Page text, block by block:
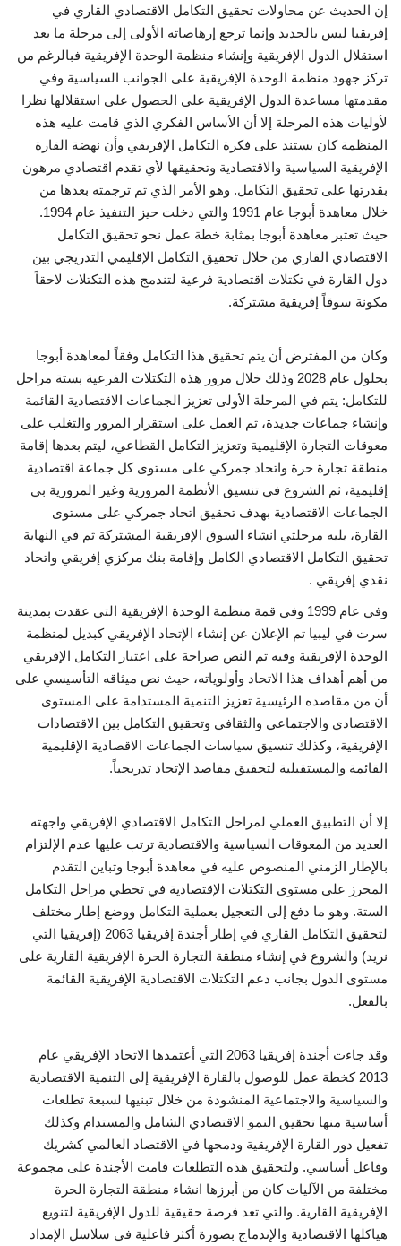
إن الحديث عن محاولات تحقيق التكامل الاقتصادي القاري في
إفريقيا ليس بالجديد وإنما ترجع إرهاصاته الأولى إلى مرحلة ما بعد
استقلال الدول الإفريقية وإنشاء منظمة الوحدة الإفريقية فبالرغم من
تركز جهود منظمة الوحدة الإفريقية على الجوانب السياسية وفي
مقدمتها مساعدة الدول الإفريقية على الحصول على استقلالها نظرا
لأوليات هذه المرحلة إلا أن الأساس الفكري الذي قامت عليه هذه
المنظمة كان يستند على فكرة التكامل الإفريقي وأن نهضة القارة
الإفريقية السياسية والاقتصادية وتحقيقها لأي تقدم اقتصادي مرهون
بقدرتها على تحقيق التكامل. وهو الأمر الذي تم ترجمته بعدها من
خلال معاهدة أبوجا عام 1991 والتي دخلت حيز التنفيذ عام 1994.
حيث تعتبر معاهدة أبوجا بمثابة خطة عمل نحو تحقيق التكامل
الاقتصادي القاري من خلال تحقيق التكامل الإقليمي التدريجي بين
دول القارة في تكتلات اقتصادية فرعية لتندمج هذه التكتلات لاحقاً
مكونة سوقاً إفريقية مشتركة.
وكان من المفترض أن يتم تحقيق هذا التكامل وفقاً لمعاهدة أبوجا
بحلول عام 2028 وذلك خلال مرور هذه التكتلات الفرعية بستة مراحل
للتكامل: يتم في المرحلة الأولى تعزيز الجماعات الاقتصادية القائمة
وإنشاء جماعات جديدة، ثم العمل على استقرار المرور والتغلب على
معوقات التجارة الإقليمية وتعزيز التكامل القطاعي، ليتم بعدها إقامة
منطقة تجارة حرة واتحاد جمركي على مستوى كل جماعة اقتصادية
إقليمية، ثم الشروع في تنسيق الأنظمة المرورية وغير المرورية بي
الجماعات الاقتصادية بهدف تحقيق اتحاد جمركي على مستوى
القارة، يليه مرحلتي انشاء السوق الإفريقية المشتركة ثم في النهاية
تحقيق التكامل الاقتصادي الكامل وإقامة بنك مركزي إفريقي واتحاد
نقدي إفريقي .
وفي عام 1999 وفي قمة منظمة الوحدة الإفريقية التي عقدت بمدينة
سرت في ليبيا تم الإعلان عن إنشاء الإتحاد الإفريقي كبديل لمنظمة
الوحدة الإفريقية وفيه تم النص صراحة على اعتبار التكامل الإفريقي
من أهم أهداف هذا الاتحاد وأولوياته، حيث نص ميثاقه التأسيسي على
أن من مقاصده الرئيسية تعزيز التنمية المستدامة على المستوى
الاقتصادي والاجتماعي والثقافي وتحقيق التكامل بين الاقتصادات
الإفريقية، وكذلك تنسيق سياسات الجماعات الاقصادية الإقليمية
القائمة والمستقبلية لتحقيق مقاصد الإتحاد تدريجياً.
إلا أن التطبيق العملي لمراحل التكامل الاقتصادي الإفريقي واجهته
العديد من المعوقات السياسية والاقتصادية ترتب عليها عدم الإلتزام
بالإطار الزمني المنصوص عليه في معاهدة أبوجا وتباين التقدم
المحرز على مستوى التكتلات الإقتصادية في تخطي مراحل التكامل
الستة. وهو ما دفع إلى التعجيل بعملية التكامل ووضع إطار مختلف
لتحقيق التكامل القاري في إطار أجندة إفريقيا 2063 (إفريقيا التي
نريد) والشروع في إنشاء منطقة التجارة الحرة الإفريقية القارية على
مستوى الدول بجانب دعم التكتلات الاقتصادية الإفريقية القائمة
بالفعل.
وقد جاءت أجندة إفريقيا 2063 التي أعتمدها الاتحاد الإفريقي عام
2013 كخطة عمل للوصول بالقارة الإفريقية إلى التنمية الاقتصادية
والسياسية والاجتماعية المنشودة من خلال تبنيها لسبعة تطلعات
أساسية منها تحقيق النمو الاقتصادي الشامل والمستدام وكذلك
تفعيل دور القارة الإفريقية ودمجها في الاقتصاد العالمي كشريك
وفاعل أساسي. ولتحقيق هذه التطلعات قامت الأجندة على مجموعة
مختلفة من الآليات كان من أبرزها انشاء منطقة التجارة الحرة
الإفريقية القارية. والتي تعد فرصة حقيقية للدول الإفريقية لتنويع
هياكلها الاقتصادية والإندماج بصورة أكثر فاعلية في سلاسل الإمداد